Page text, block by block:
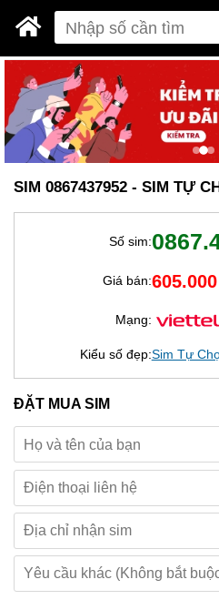
SIM 0867437952 - SIM TỰ
Số sim:
Giá bán:
Mạng:
Kiểu số đẹp:Sim Tự
ĐẶT MUA SIM